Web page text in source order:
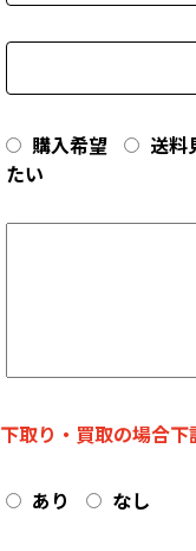
購入希望 送料
たい
下取り・買取の場合
あり なし